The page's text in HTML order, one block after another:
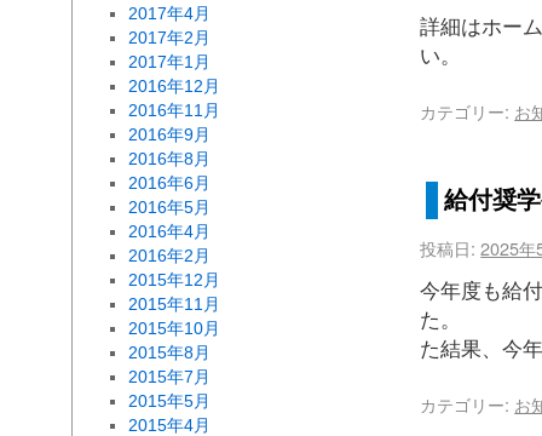
詳細はホー
い。
カテゴリー: お
給付奨
投稿日: 2025年
今年度も給
た。
た結果、今
カテゴリー: お
2017年4月
2017年2月
2017年1月
2016年12月
2016年11月
2016年9月
2016年8月
2016年6月
2016年5月
2016年4月
2016年2月
2015年12月
2015年11月
2015年10月
2015年8月
2015年7月
2015年5月
2015年4月